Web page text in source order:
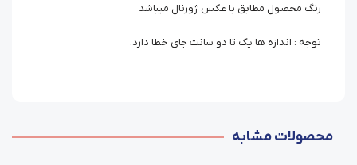
رنگ محصول مطابق با عکس ژورنال میباشد
توجه : اندازه ها یک تا دو سانت جای خطا دارد.
محصولات مشابه